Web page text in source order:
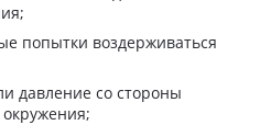
попытки воздерживаться
давление со стороны
окружения;